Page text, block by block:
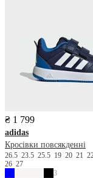
₴ 1 799
adidas
Кросівки повсякденні
26.5 23.5 25.5 19 20 21
26 27
3